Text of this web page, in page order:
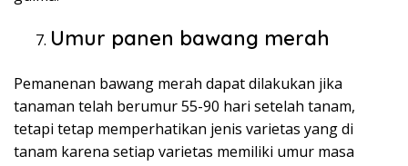
Umur panen bawang merah
Pemanenan bawang merah dapat dilakukan jika
tanaman telah berumur 55-90 hari setelah tanam,
tetapi tetap memperhatikan jenis varietas yang di
tanam karena setiap varietas memiliki umur masa